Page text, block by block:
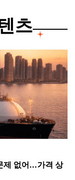
츠
제 없어…가격 상